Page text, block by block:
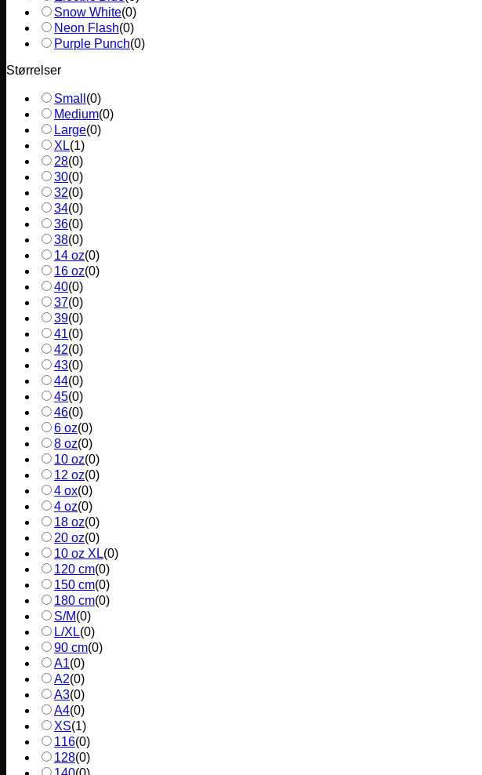
Snow White(0)
Neon Flash(0)
Purple Punch(0)
Størrelser
Small (0)
Medium(0)
Large(0)
XL(1)
28(0)
30(0)
32(0)
34(0)
36(0)
38(0)
14 oz(0)
16 oz(0)
40(0)
37(0)
39(0)
41(0)
42(0)
43(0)
44(0)
45(0)
46(0)
6 oz(0)
8 oz(0)
10 oz(0)
12 oz(0)
4 ox(0)
4 oz(0)
18 oz(0)
20 oz(0)
10 oz XL(0)
120 cm(0)
150 cm(0)
180 cm(0)
S/M(0)
L/XL(0)
90 cm(0)
A1(0)
A2(0)
A3(0)
A4(0)
XS(1)
116(0)
128(0)